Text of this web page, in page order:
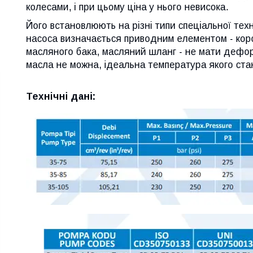
колесами, і при цьому ціна у нього невисока.
Його встановлюють на різні типи спеціальної
насоса визначається приводним елементом -
масляного бака, масляний шланг - не мати
масла не можна, ідеальна температура якого
Технічні дані: